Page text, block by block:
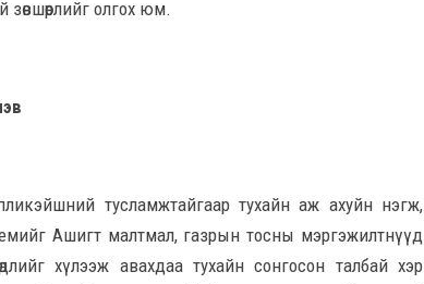
зөвшөөрлийг олгох юм.
тусламжтайгаар тухайн аж ахуйн нэгж,
Ашигт малтмал, газрын тосны мэргэжилтнүүд
хүлээж авахдаа тухайн сонгосон талбай хэр